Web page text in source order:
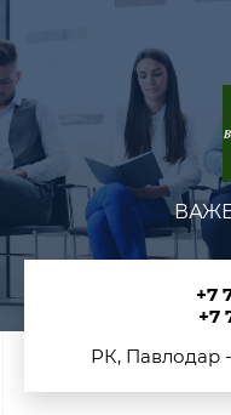
+7
+7
РК, Павлодар